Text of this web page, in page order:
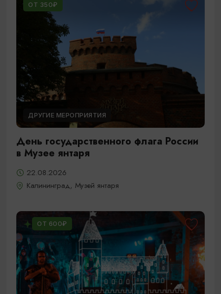
ОТ 350₽
ДРУГИЕ МЕРОПРИЯТИЯ
День государственного флага России
в Музее янтаря
22.08.2026
Калининград, Музей янтаря
ОТ 600₽